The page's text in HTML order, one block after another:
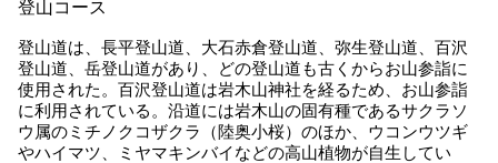
登山コース
登山道は、長平登山道、大石赤倉登山道、弥生登山道、百沢
登山道、岳登山道があり、どの登山道も古くからお山参詣に
使用された。百沢登山道は岩木山神社を経るため、お山参詣
に利用されている。沿道には岩木山の固有種であるサクラソ
ウ属のミチノクコザクラ（陸奥小桜）のほか、ウコンウツギ
やハイマツ、ミヤマキンバイなどの高山植物が自生してい